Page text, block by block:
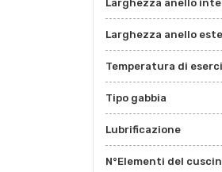
Larghezza anello
Larghezza anello
Temperatura di
Tipo gabbia
Lubrificazione
N°Elementi del